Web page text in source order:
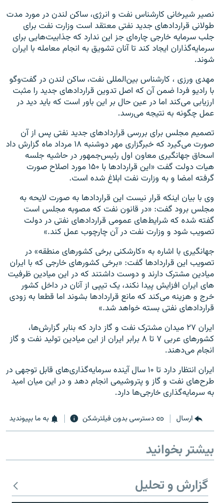
نصیر شیرخانی کارشناس نفت و انرژی، ساکن لندن در مورد مدت
طولانی قراردادهای جدید نفتی معتقد است وزارت نفت برای
جلب سرمایه خارجی چاره‌ای جز این ندارد که جذابیت‌هایی برای
سرمایه‌گذاران ایجاد کند تا آنان تشویق به انجام معامله با ایران
شوند.
مهدی ورزی ، کارشناس بین‌المللی نفت، ساکن لندن در گفت‌وگو
با رادیو فردا ضمن آن که اصل تدوین قراردادهای جدید را مثبت
ارزیابی می‌کند اما در عین حال بر این باور است که باید دید در
عمل چگونه به نتیجه می‌رسد.
تصمیم مجلس برای بررسی قراردادهای جدید نفتی پس از آن
صورت می‌گیرد که خبرگزاری مهر دوشنبه ۱۸ مرداد ماه گزارش داد
اسحاق جهانگیری معاون اول رئیس‌جمهور در حاشیه جلسه
هیات دولت گفت «این قراردادها با ۱۵۰ مورد اصلاح صورت
گرفته امضا و به وزارت نفت ابلاغ شده است.
وی با بیان اینکه قرار نیست این قراردادها به صورت لایحه به
مجلس برود گفت: «در قانون نفت که مصوبه مجلس است
گفته شده که شرایط‌های عمومی قراردادهای نفتی در دولت
تصویب شود و وزارت نفت در آن چارچوب عمل کند.»
جهانگیری با اشاره به «کارشکنی برخی کشورهای منطقه» در
تصویب این قراردادها گفت: «برخی کشورهای خارجی که با ایران
میادین مشترک دارند و دوست داشتند که در این میادین ظرفیت
های ایران افزایش پیدا نکند، یک تیپی از آنان در داخل کشور
خرج و هزینه می‌کند که مانع قراردادها بشوند اما قطعا به زودی
قراردادهای نفتی بسته خواهد شد.»
ایران ۲۷ میدان مشترک نفت و گاز دارد که بنابر گزارش‌ها،
کشورهای عربی ۷ تا ۸ برابر ایران از این میادین تولید نفت و گاز
انجام می‌دهند.
ایران انتظار دارد تا ۱۰ سال آینده سرمایه‌گذاری‌های قابل توجهی در
طرح‌های نفت و گاز و پتروشیمی انجام دهد و در این میان امید
به سرمایه‌گذاری خارجی‌ها دارد.
ارسال دسترسی بدون فیلترشکن به ما بپیوندید
بیشتر بخوانید
گزارش و تحلیل